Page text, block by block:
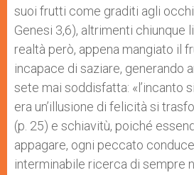
suoi frutti come graditi agli
Genesi 3,6), altrimenti chiunque
realtà però, appena mangiato il
incapace di saziare, generando
sete mai soddisfatta: «l’incanto
era un’illusione di felicità si
(p. 25) e schiavitù, poiché
appagare, ogni peccato
interminabile ricerca di sempre